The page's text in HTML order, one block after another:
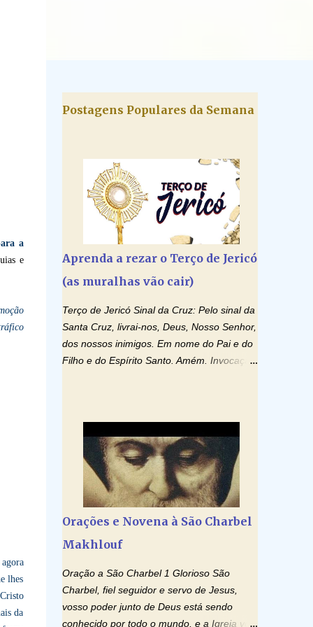
a
e
lhes
da
Postagens Populares da Semana
Aprenda a rezar o Terço de Jericó
(as muralhas vão cair)
Terço de Jericó Sinal da Cruz: Pelo sinal da
Santa Cruz, livrai-nos, Deus, Nosso Senhor,
dos nossos inimigos. Em nome do Pai e do
Filho e do Espírito Santo. Amém. Invocação
renovareis a face da terra. Oremos: Ó
Deus, que instruístes os corações dos
vossos fiéis com a luz do Espírito Santo,
fazei que apreciemos retamente todas as
gozemos sempre da sua consolação. Por
Cristo, Senhor Nosso. Amém. Creio: Creio
céu e da terra; e em Jesus Cristo, seu único
Filho, nosso Senhor; que foi concebido pelo
poder do Espí­rito Santo; nasceu da Virgem
Orações e Novena à São Charbel
Makhlouf
Oração a São Charbel 1 Glorioso São
Charbel, fiel seguidor e servo de Jesus,
vosso poder junto de Deus está sendo
conhecido por todo o mundo, e a Igreja vos